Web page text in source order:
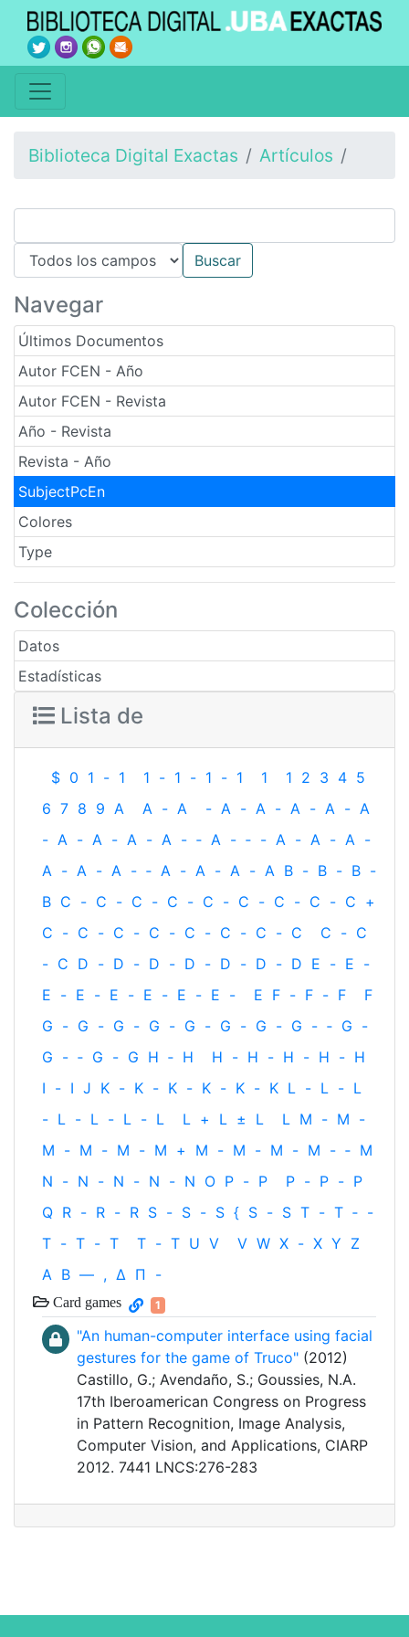
Biblioteca Digital Exactas Artículos
Navegar
Últimos Documentos
Autor FCEN - Año
Autor FCEN - Revista
Año - Revista
Revista - Año
SubjectPcEn
Colores
Type
Colección
Datos
Estadísticas
Lista de
$ 0 1 - 1 1 - 1 - 1 - 1 1 1 2 3 4 5
6 7 8 9 A A - A - A - A - A - A - A
- A - A - A - A - ‐ A - ‐ - A - A - A -
A - A - A - ‐ A - A - A - A B - B - B -
B C - C - C - C - C - C - C - C - C +
C - C - C - C - C - C - C - C C - C
- C D - D - D - D - D - D - D E - E -
E - E - E - E - E - E - E F - F - F
F
G - G - G - G - G - G - G - G - ‐ G -
G - ‐ G - G H ‐ H H - H - H - H - H
I - I J K - K - K - K - K - K L - L - L
- L - L - L - L L + L ± L L M - M -
M - M - M - M + M - M - M - M - ‐ M
N - N - N - N - N O P - P P - P - P
Q R - R - R S - S - S { S - S T - T ‐ -
T - T - T T - T U V V W X - X Y Z
Α Β — , Δ Π -
Card games 1
"An human-computer interface using facial
gestures for the game of Truco" (2012)
Castillo, G.; Avendaño, S.; Goussies, N.A.
17th Iberoamerican Congress on Progress
in Pattern Recognition, Image Analysis,
Computer Vision, and Applications, CIARP
2012. 7441 LNCS:276-283